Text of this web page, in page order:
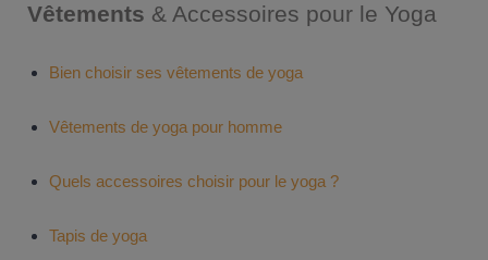
Vêtements & Accessoires pour le Yoga
Bien choisir ses vêtements de yoga
Vêtements de yoga pour homme
Quels accessoires choisir pour le yoga ?
Tapis de yoga